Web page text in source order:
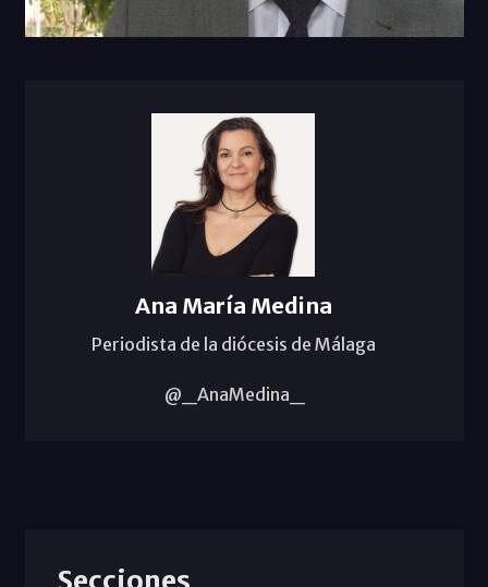
Ana María Medina
Periodista de la diócesis de Málaga
@_AnaMedina_